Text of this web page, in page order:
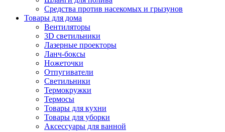
Средства против насекомых и грызунов
Товары для дома
Вентиляторы
3D светильники
Лазерные проекторы
Ланч-боксы
Ножеточки
Отпугиватели
Светильники
Термокружки
Термосы
Товары для кухни
Товары для уборки
Аксессуары для ванной